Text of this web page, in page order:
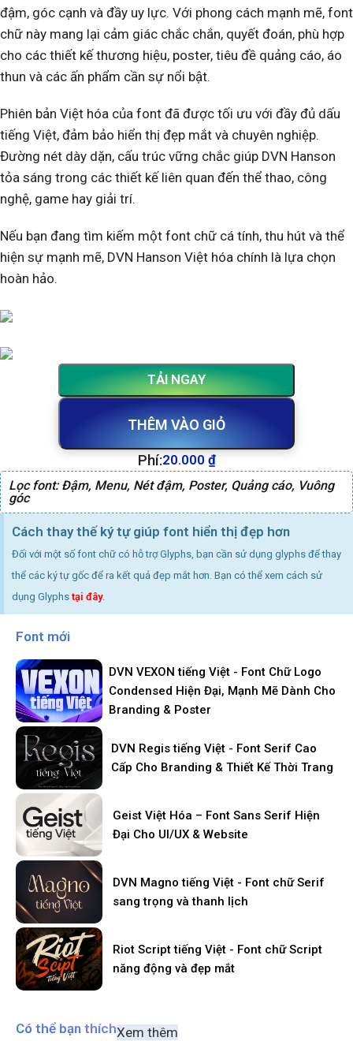
đậm, góc cạnh và đầy uy lực. Với phong cách mạnh mẽ, font
chữ này mang lại cảm giác chắc chắn, quyết đoán, phù hợp
cho các thiết kế thương hiệu, poster, tiêu đề quảng cáo, áo
thun và các ấn phẩm cần sự nổi bật.
Phiên bản Việt hóa của font đã được tối ưu với đầy đủ dấu
tiếng Việt, đảm bảo hiển thị đẹp mắt và chuyên nghiệp.
Đường nét dày dặn, cấu trúc vững chắc giúp DVN Hanson
tỏa sáng trong các thiết kế liên quan đến thể thao, công
nghệ, game hay giải trí.
Nếu bạn đang tìm kiếm một font chữ cá tính, thu hút và thể
hiện sự mạnh mẽ, DVN Hanson Việt hóa chính là lựa chọn
hoàn hảo.
THÊM VÀO GIỎ
TẢI NGAY
Phí:20.000 ₫
Lọc font: Đậm, Menu, Nét đậm, Poster, Quảng cáo, Vuông
góc
Cách thay thế ký tự giúp font hiển thị đẹp hơn
Đối với một số font chữ có hỗ trợ Glyphs, bạn cần sử dụng glyphs để thay
thể các ký tự gốc để ra kết quả đẹp mắt hơn. Bạn có thể xem cách sử
dụng Glyphs tại đây.
Font mới
DVN VEXON tiếng Việt - Font Chữ Logo
Condensed Hiện Đại, Mạnh Mẽ Dành Cho
Branding & Poster
DVN Regis tiếng Việt - Font Serif Cao
Cấp Cho Branding & Thiết Kế Thời Trang
Geist Việt Hóa – Font Sans Serif Hiện
Đại Cho UI/UX & Website
DVN Magno tiếng Việt - Font chữ Serif
sang trọng và thanh lịch
Riot Script tiếng Việt - Font chữ Script
năng động và đẹp mắt
Có thể bạn thíchXem thêm